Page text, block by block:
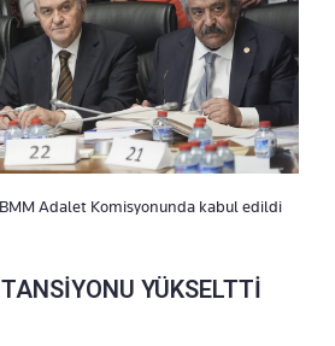
Adalet Komisyonunda kabul edildi
YÜKSELTTİ